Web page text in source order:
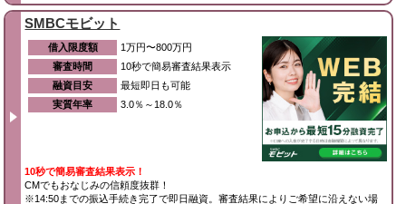
SMBCモビット
借入限度額
1万円〜800万円
審査時間
10秒で簡易審査結果表示
融資目安
最短即日も可能
実質年率
3.0％～18.0％
10秒で簡易審査結果表示！
CMでもおなじみの信頼度抜群！
※14:50までの振込手続き完了で即日融資。審査結果によりご希望に沿えない場